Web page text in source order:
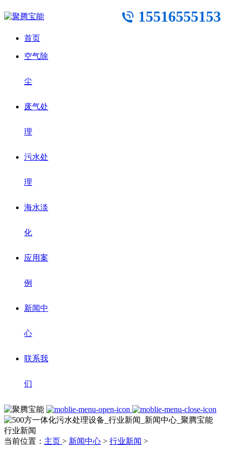
15516555153
首页
空气除
尘
废气处
理
污水处
理
海水淡
化
应用案
例
新闻中
心
联系我
们
行业新闻
当前位置： 主页 > 新闻中心 > 行业新闻 >